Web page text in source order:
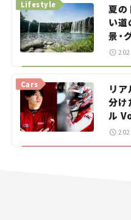
夏の
い道
景・
暑に
Lifestyle
リ
分け
ル
戦
Cars